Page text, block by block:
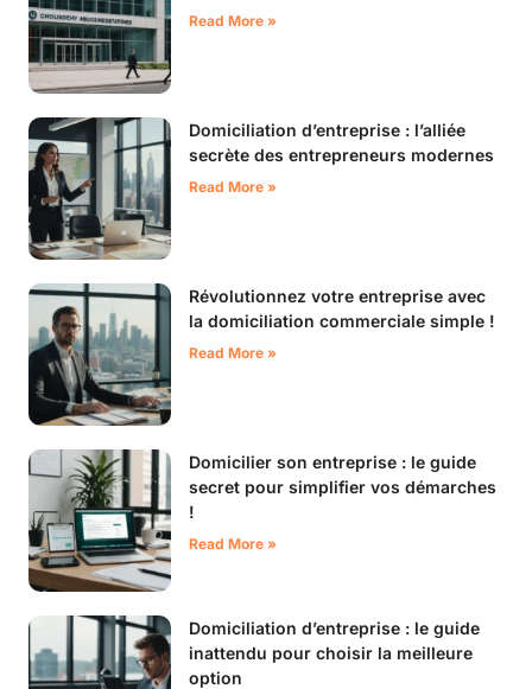
Read More »
Domiciliation d’entreprise : l’alliée
secrète des entrepreneurs modernes
Read More »
Révolutionnez votre entreprise avec
la domiciliation commerciale simple !
Read More »
Domicilier son entreprise : le guide
secret pour simplifier vos démarches
!
Read More »
Domiciliation d’entreprise : le guide
inattendu pour choisir la meilleure
option